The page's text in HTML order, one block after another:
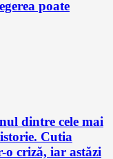
poate
dintre cele mai
Cutia
o criză, iar astăzi